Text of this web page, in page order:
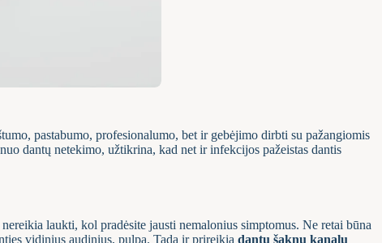
pastabumo, profesionalumo, bet ir gebėjimo dirbti su pažangiomis
dantų netekimo, užtikrina, kad net ir infekcijos pažeistas dantis
laukti, kol pradėsite jausti nemalonius simptomus. Ne retai būna
vidinius audinius, pulpą. Tada ir prireikia dantų šaknų kanalų